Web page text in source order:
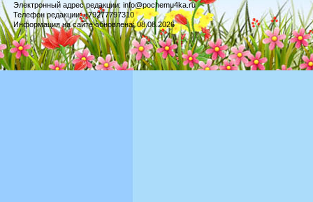
Электронный адрес редакции: info@pochemu4ka.ru
Телефон редакции: +79277797310
Информация на сайте обновлена: 08.08.2026